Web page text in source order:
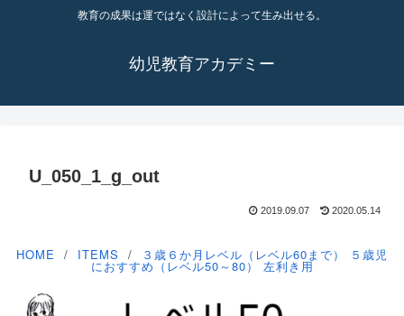
教育の成果は運ではなく設計によって生み出せる。
幼児教育アカデミー
U_050_1_g_out
2019.09.07 2020.05.14
HOME ITEMS ３歳６か月レベル（レベル60まで） ５歳児
におすすめ（レベル50～80） 左利き用